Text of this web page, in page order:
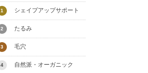
1 シェイプアップサポート
2 たるみ
3 毛穴
4 自然派・オーガニック